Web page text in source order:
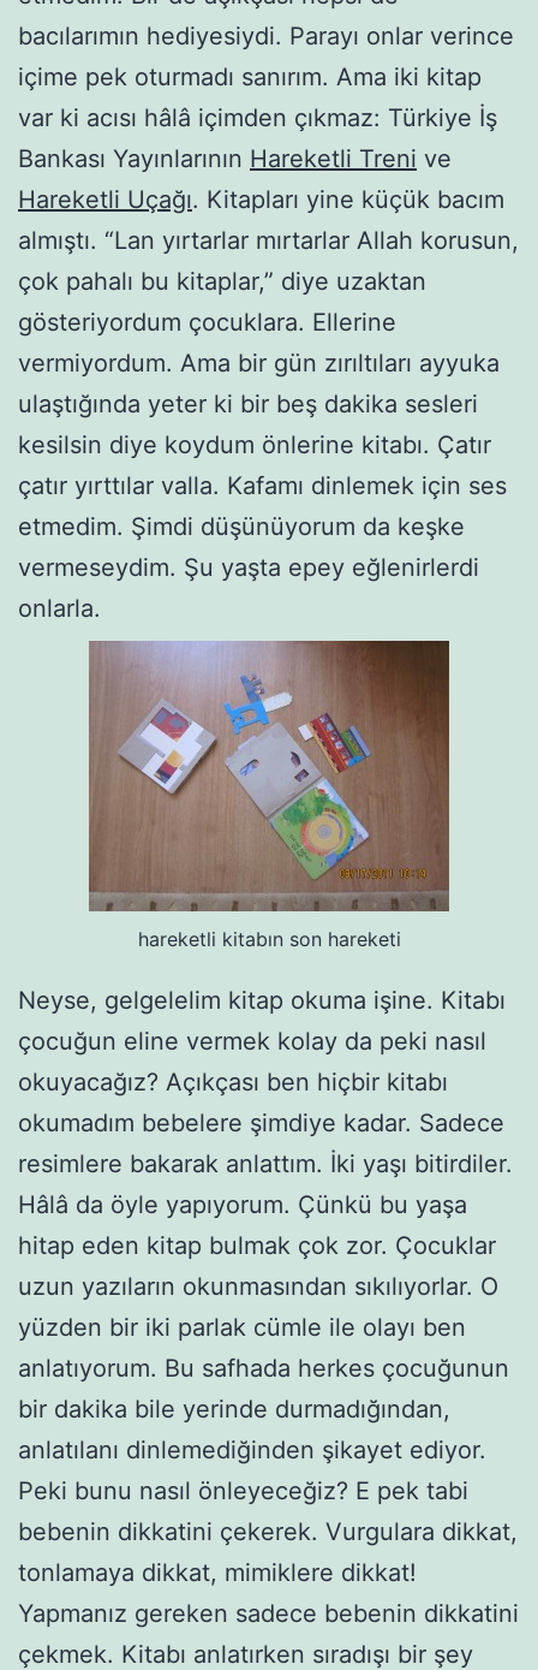
bacılarımın hediyesiydi. Parayı onlar verince
içime pek oturmadı sanırım. Ama iki kitap
var ki acısı hâlâ içimden çıkmaz: Türkiye İş
Bankası Yayınlarının Hareketli Treni ve
Hareketli Uçağı. Kitapları yine küçük bacım
almıştı. “Lan yırtarlar mırtarlar Allah korusun,
çok pahalı bu kitaplar,” diye uzaktan
gösteriyordum çocuklara. Ellerine
vermiyordum. Ama bir gün zırıltıları ayyuka
ulaştığında yeter ki bir beş dakika sesleri
kesilsin diye koydum önlerine kitabı. Çatır
çatır yırttılar valla. Kafamı dinlemek için ses
etmedim. Şimdi düşünüyorum da keşke
vermeseydim. Şu yaşta epey eğlenirlerdi
onlarla.
hareketli kitabın son hareketi
Neyse, gelgelelim kitap okuma işine. Kitabı
çocuğun eline vermek kolay da peki nasıl
okuyacağız? Açıkçası ben hiçbir kitabı
okumadım bebelere şimdiye kadar. Sadece
resimlere bakarak anlattım. İki yaşı bitirdiler.
Hâlâ da öyle yapıyorum. Çünkü bu yaşa
hitap eden kitap bulmak çok zor. Çocuklar
uzun yazıların okunmasından sıkılıyorlar. O
yüzden bir iki parlak cümle ile olayı ben
anlatıyorum. Bu safhada herkes çocuğunun
bir dakika bile yerinde durmadığından,
anlatılanı dinlemediğinden şikayet ediyor.
Peki bunu nasıl önleyeceğiz? E pek tabi
bebenin dikkatini çekerek. Vurgulara dikkat,
tonlamaya dikkat, mimiklere dikkat!
Yapmanız gereken sadece bebenin dikkatini
çekmek. Kitabı anlatırken sıradışı bir şey